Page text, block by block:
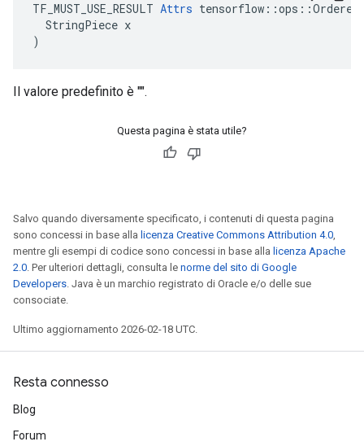
TF_MUST_USE_RESULT Attrs
  StringPiece x
)
Il valore predefinito è "".
Questa pagina è stata utile?
Salvo quando diversamente specificato, i contenuti di questa pagina
sono concessi in base alla licenza Creative Commons Attribution 4.0,
mentre gli esempi di codice sono concessi in base alla licenza Apache
2.0. Per ulteriori dettagli, consulta le norme del sito di Google
Developers. Java è un marchio registrato di Oracle e/o delle sue
consociate.
Ultimo aggiornamento 2026-02-18 UTC.
Resta connesso
Blog
Forum